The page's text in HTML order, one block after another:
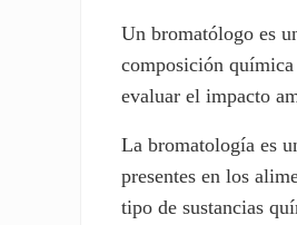
Un bromatólogo es
composición
evaluar el impacto
La bromatología es
presentes en los
tipo de sustancias